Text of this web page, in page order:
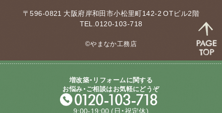
〒596-0821 大阪府岸和田市小松里町142-2 OTビル2階
TEL.0120-103-718
©やまなか工務店
増改築・リフォームに関する
お悩み・ご相談はお気軽にどうぞ
9:00-19:00 (日・祝定休)